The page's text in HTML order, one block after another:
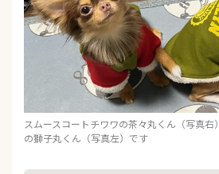
スムースコートチワワの茶々丸くん（写真
の獅子丸くん（写真左）です